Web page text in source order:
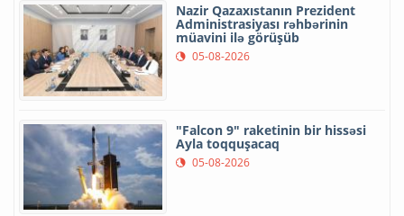
Nazir Qazaxıstanın Prezident
Administrasiyası rəhbərinin
müavini ilə görüşüb
05-08-2026
"Falcon 9" raketinin bir hissəsi
Ayla toqquşacaq
05-08-2026